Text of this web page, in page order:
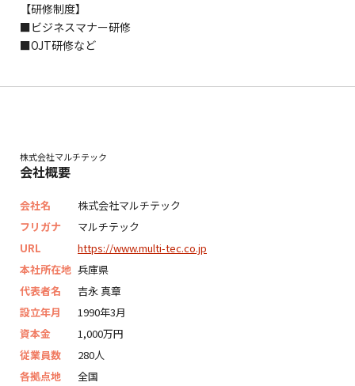
【研修制度】
■ビジネスマナー研修
■OJT研修など
株式会社マルチテック
会社概要
会社名
株式会社マルチテック
フリガナ
マルチテック
URL
https://www.multi-tec.co.jp
本社所在地 兵庫県
代表者名
吉永 真章
設立年月
1990年3月
資本金
1,000万円
従業員数
280人
各拠点地
全国